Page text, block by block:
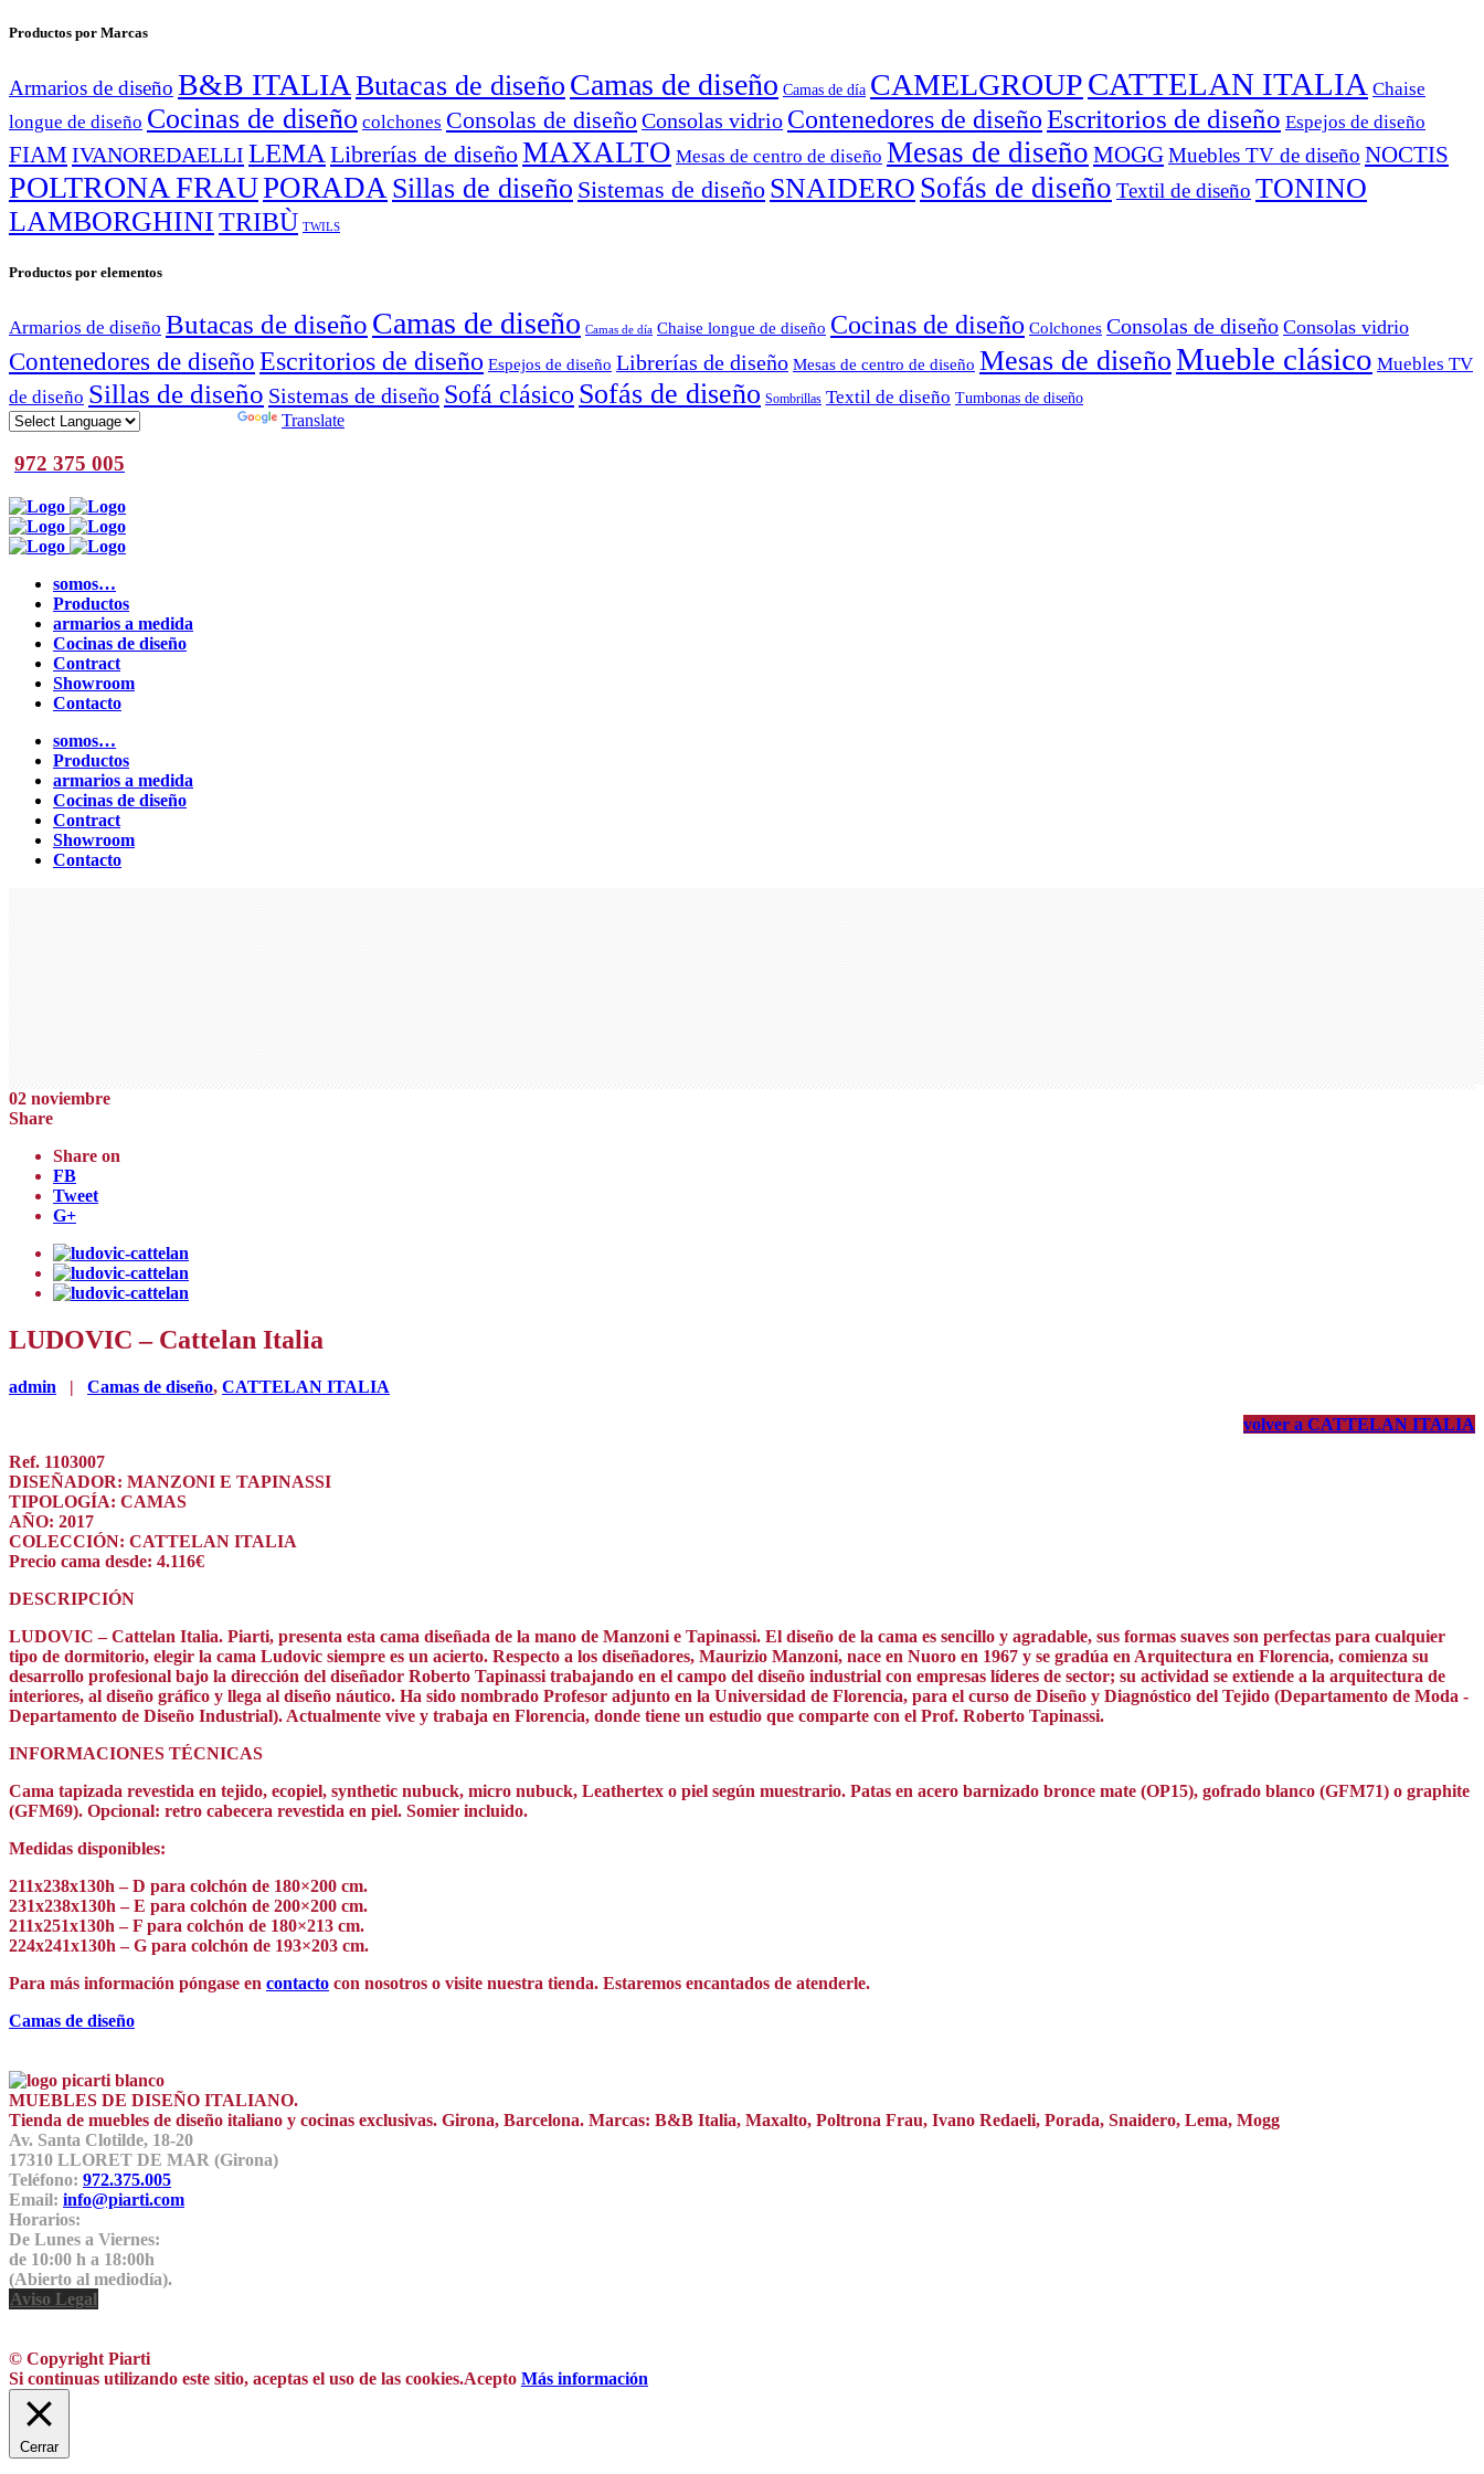
Productos por Marcas
Armarios de diseño B&B ITALIAButacas de diseño Camas de diseño Camas de día CAMELGROUPCATTELAN ITALIA Chaise
longue de diseño Cocinas de diseño colchones Consolas de diseñoConsolas vidrio Contenedores de diseñoEscritorios de diseño Espejos de diseño
FIAM IVANOREDAELLI LEMA Librerías de diseñoMAXALTO Mesas de centro de diseño Mesas de diseño MOGGMuebles TV de diseño NOCTIS
POLTRONA FRAUPORADASillas de diseño Sistemas de diseño SNAIDERO Sofás de diseño Textil de diseño TONINO
LAMBORGHINITRIBÙ TWILS
Productos por elementos
Armarios de diseño Butacas de diseño Camas de diseño Camas de día Chaise longue de diseño Cocinas de diseño Colchones Consolas de diseño Consolas vidrio
Contenedores de diseño Escritorios de diseño Espejos de diseño Librerías de diseño Mesas de centro de diseño Mesas de diseñoMueble clásico Muebles TV
de diseño Sillas de diseño Sistemas de diseño Sofá clásico Sofás de diseño Sombrillas Textil de diseño Tumbonas de diseño
Translate
972 375 005
somos…
Productos
armarios a medida
Cocinas de diseño
Contract
Showroom
Contacto
somos…
Productos
armarios a medida
Cocinas de diseño
Contract
Showroom
Contacto
02 noviembre
Share
Share on
FB
Tweet
G+
LUDOVIC – Cattelan Italia
admin | Camas de diseño, CATTELAN ITALIA
volver a CATTELAN ITALIA
Ref. 1103007
DISEÑADOR: MANZONI E TAPINASSI
TIPOLOGÍA: CAMAS
AÑO: 2017
COLECCIÓN: CATTELAN ITALIA
Precio cama desde: 4.116€
DESCRIPCIÓN
LUDOVIC – Cattelan Italia. Piarti, presenta esta cama diseñada de la mano de Manzoni e Tapinassi. El diseño de la cama es sencillo y agradable, sus formas suaves son perfectas para cualquier
tipo de dormitorio, elegir la cama Ludovic siempre es un acierto. Respecto a los diseñadores, Maurizio Manzoni, nace en Nuoro en 1967 y se gradúa en Arquitectura en Florencia, comienza su
desarrollo profesional bajo la dirección del diseñador Roberto Tapinassi trabajando en el campo del diseño industrial con empresas líderes de sector; su actividad se extiende a la arquitectura de
interiores, al diseño gráfico y llega al diseño náutico. Ha sido nombrado Profesor adjunto en la Universidad de Florencia, para el curso de Diseño y Diagnóstico del Tejido (Departamento de Moda -
Departamento de Diseño Industrial). Actualmente vive y trabaja en Florencia, donde tiene un estudio que comparte con el Prof. Roberto Tapinassi.
INFORMACIONES TÉCNICAS
Cama tapizada revestida en tejido, ecopiel, synthetic nubuck, micro nubuck, Leathertex o piel según muestrario. Patas en acero barnizado bronce mate (OP15), gofrado blanco (GFM71) o graphite
(GFM69). Opcional: retro cabecera revestida en piel. Somier incluido.
Medidas disponibles:
211x238x130h – D para colchón de 180×200 cm.
231x238x130h – E para colchón de 200×200 cm.
211x251x130h – F para colchón de 180×213 cm.
224x241x130h – G para colchón de 193×203 cm.
Para más información póngase en contacto con nosotros o visite nuestra tienda. Estaremos encantados de atenderle.
Camas de diseño
MUEBLES DE DISEÑO ITALIANO.
Tienda de muebles de diseño italiano y cocinas exclusivas. Girona, Barcelona. Marcas: B&B Italia, Maxalto, Poltrona Frau, Ivano Redaeli, Porada, Snaidero, Lema, Mogg
Av. Santa Clotilde, 18-20
17310 LLORET DE MAR (Girona)
Teléfono: 972.375.005
Email: info@piarti.com
Horarios:
De Lunes a Viernes:
de 10:00 h a 18:00h
(Abierto al mediodía).
Aviso Legal
© Copyright Piarti
Si continuas utilizando este sitio, aceptas el uso de las cookies.Acepto Más información
Cerrar